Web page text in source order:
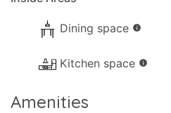
Dining space info
Kitchen space info
Amenities